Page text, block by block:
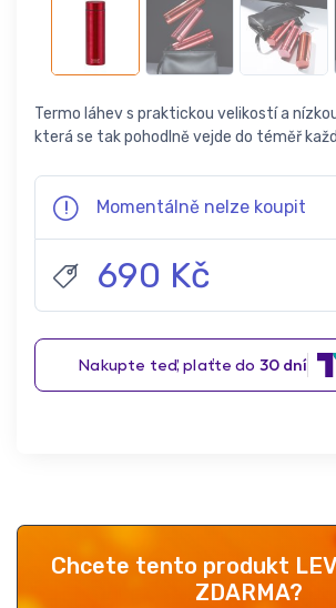
Termo láhev s praktickou velikostí a
která se tak pohodlně vejde do téměř
Momentálně nelze koupit
690 Kč
Chcete tento produkt
ZDARMA?